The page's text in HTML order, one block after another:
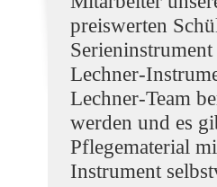
preiswerten
Lechner-
Lechner-Team
werden und es
Pflegematerial
Instrument